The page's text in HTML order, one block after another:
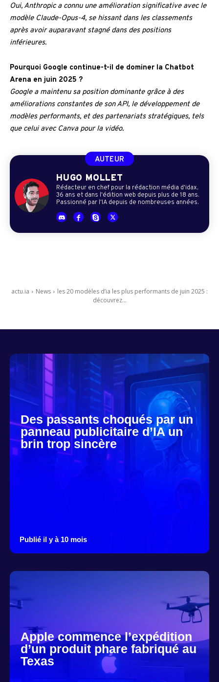
Oui, Anthropic a connu une amélioration significative avec le
modèle Claude-Opus-4, se hissant dans les classements
après avoir auparavant stagné dans des positions
inférieures.
Pourquoi Google continue-t-il de dominer la Chatbot
Arena en juin 2025 ?
Google a maintenu sa position dominante grâce à des
améliorations constantes de son API, le développement de
modèles performants, et des partenariats stratégiques, tels
que celui avec Canva pour la vidéo.
AUTEUR
HUGO MOLLET
Rédacteur en chef pour la rédaction média d'idax,
36 ans et dans l'édition web depuis plus de 18 ans.
Passionné par l'IA depuis de nombreuses années.
actu.ia News
les 20 modèles d’ia les plus performants de juin 2025 :
découvrez...
Des passants choqués par un
panneau publicitaire d’IA un
brin trop sincère
Publié il y à 10 mois
Apple commence l’expédition
d’un produit phare fabriqué au
Texas